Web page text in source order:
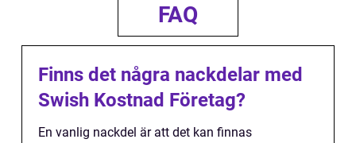
FAQ
Finns det några nackdelar med
Swish Kostnad Företag?
En vanlig nackdel är att det kan finnas